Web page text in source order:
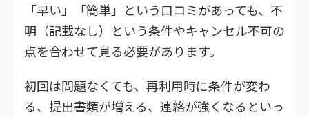
「早い」「簡単」という口コミがあっても、不
明（記載なし）という条件やキャンセル不可の
点を合わせて見る必要があります。
初回は問題なくても、再利用時に条件が変わ
る、提出書類が増える、連絡が強くなるといっ